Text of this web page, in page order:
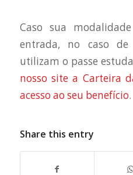
Caso sua
entrada, no caso
utilizam o passe
nosso site a Carteira
acesso ao seu benefício.
Share this entry